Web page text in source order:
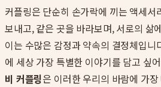
커플링은 단순히 손가락에 끼는 액세
보내고, 같은 곳을 바라보며, 서로의 삶
이는 수많은 감정과 약속의 결정체입니
에 세상 가장 특별한 이야기를 담고 싶
비 커플링은 이러한 우리의 바람에 가